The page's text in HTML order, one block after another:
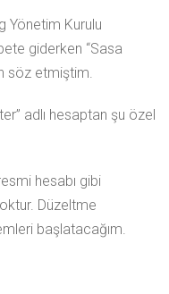
Yönetim Kurulu
giderken “Sasa
söz etmiştim.
adlı hesaptan şu özel
hesabı gibi
Düzeltme
başlatacağım.